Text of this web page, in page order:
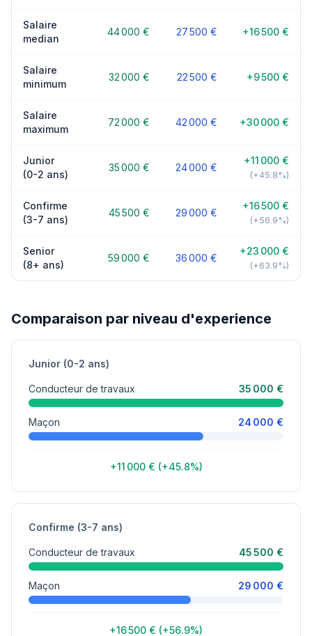
Salaire
median
44 000 € 27 500 € +16 500 €
Salaire
minimum
32 000 € 22 500 € +9 500 €
Salaire
maximum
72 000 € 42 000 € +30 000 €
Junior
(0-2 ans)
35 000 € 24 000 €
+11 000 €
(+45.8%)
Confirme
(3-7 ans)
45 500 € 29 000 €
+16 500 €
(+56.9%)
Senior
(8+ ans)
59 000 € 36 000 €
+23 000 €
(+63.9%)
Comparaison par niveau d'experience
Junior (0-2 ans)
Conducteur de travaux 35 000 €
Maçon 24 000 €
+11 000 € (+45.8%)
Confirme (3-7 ans)
Conducteur de travaux 45 500 €
Maçon 29 000 €
+16 500 € (+56.9%)